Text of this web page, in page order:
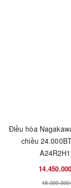
Điều hòa
chiều